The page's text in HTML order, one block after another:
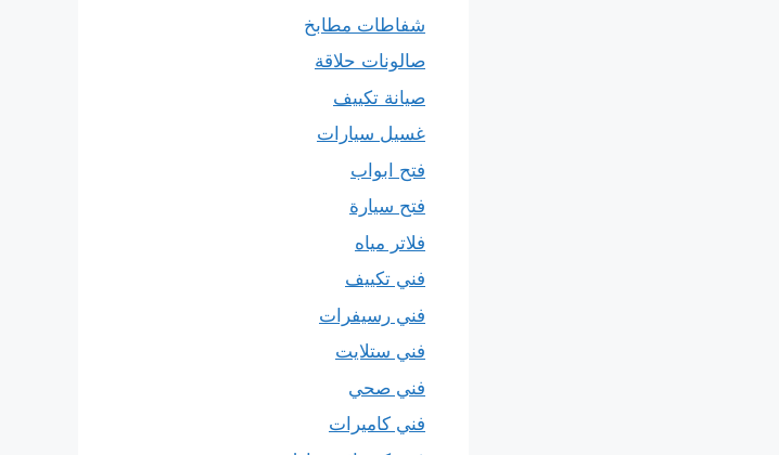
شفاطات مطابخ
صالونات حلاقة
صيانة تكييف
غسيل سيارات
فتح ابواب
فتح سيارة
فلاتر مياه
فني تكييف
فني رسيفرات
فني ستلايت
فني صحي
فني كاميرات